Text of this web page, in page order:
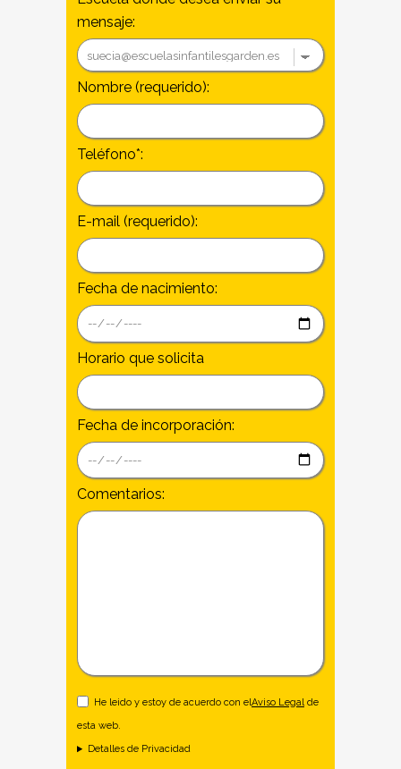
mensaje:
Nombre (requerido):
Teléfono*:
E-mail (requerido):
Fecha de nacimiento:
Horario que solicita
Fecha de incorporación:
Comentarios:
He leido y estoy de acuerdo con elAviso Legalde
esta web.
Detalles de Privacidad